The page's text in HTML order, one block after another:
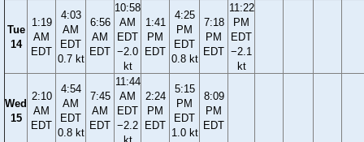
Tue
14
1:19
AM
EDT
4:03
AM
EDT
0.7 kt
6:56
AM
EDT
10:58
AM
EDT
−2.0
kt
1:41
PM
EDT
4:25
PM
EDT
0.8 kt
7:18
PM
EDT
11:22
PM
EDT
−2.1
kt
Wed
15
2:10
AM
EDT
4:54
AM
EDT
0.8 kt
7:45
AM
EDT
11:44
AM
EDT
−2.2
2:24
PM
EDT
5:15
PM
EDT
1.0 kt
8:09
PM
EDT